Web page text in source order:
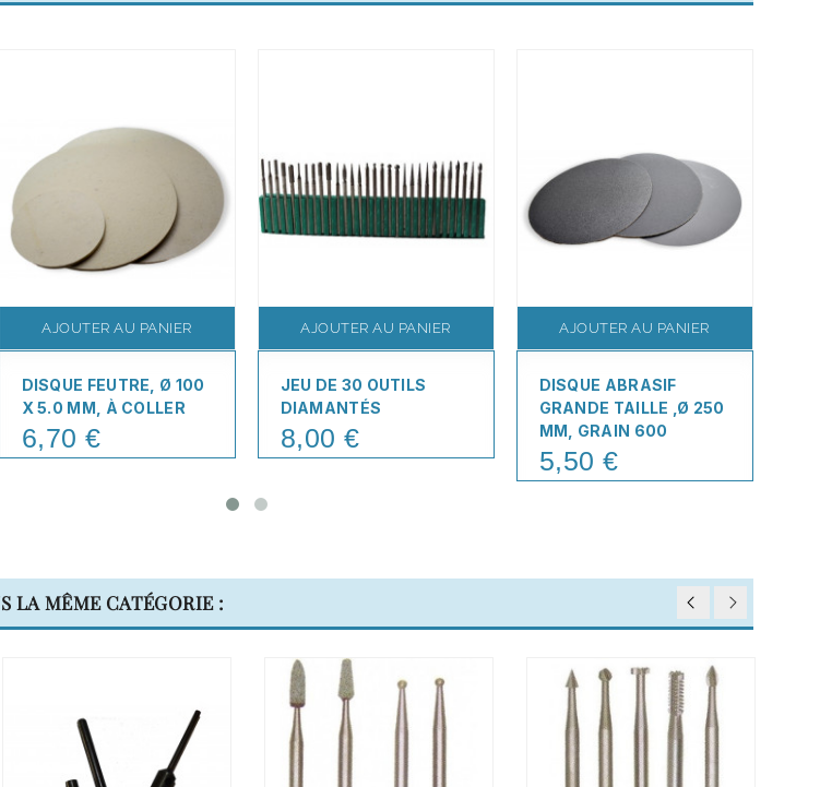
AJOUTER AU PANIER
DISQUE FEUTRE, Ø 100
X 5.0 MM, À COLLER
Price
6,70 €
AJOUTER AU PANIER
JEU DE 30 OUTILS
DIAMANTÉS
Price
8,00 €
AJOUTER AU PANIER
DISQUE ABRASIF
GRANDE TAILLE ,Ø 250
MM, GRAIN 600
Price
5,50 €
LA MÊME CATÉGORIE :